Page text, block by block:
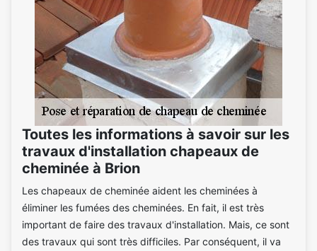
Toutes les informations à savoir sur les
travaux d'installation chapeaux de
cheminée à Brion
Les chapeaux de cheminée aident les cheminées à
éliminer les fumées des cheminées. En fait, il est très
important de faire des travaux d'installation. Mais, ce sont
des travaux qui sont très difficiles. Par conséquent, il va